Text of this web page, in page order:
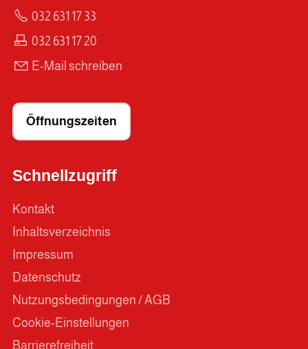
032 631 17 33
032 631 17 20
E-Mail schreiben
Öffnungszeiten
Schnellzugriff
Kontakt
Inhaltsverzeichnis
Impressum
Datenschutz
Nutzungsbedingungen / AGB
Cookie-Einstellungen
Barrierefreiheit